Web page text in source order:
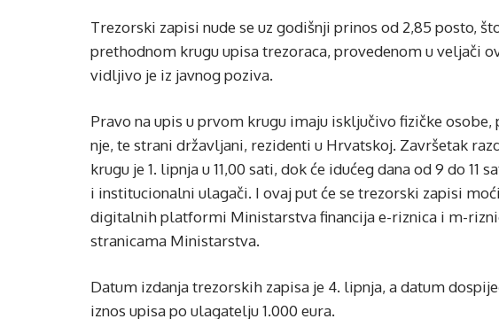
Trezorski zapisi nude se uz godišnji prinos od 2,85 posto,
prethodnom krugu upisa trezoraca, provedenom u veljači
vidljivo je iz javnog poziva.
Pravo na upis u prvom krugu imaju isključivo fizičke
nje, te strani državljani, rezidenti u Hrvatskoj. Završetak
krugu je 1. lipnja u 11,00 sati, dok će idućeg dana od 9 do
i institucionalni ulagači. I ovaj put će se trezorski zapisi
digitalnih platformi Ministarstva financija e-riznica i m-
stranicama Ministarstva.
Datum izdanja trezorskih zapisa je 4. lipnja, a datum
iznos upisa po ulagatelju 1.000 eura.